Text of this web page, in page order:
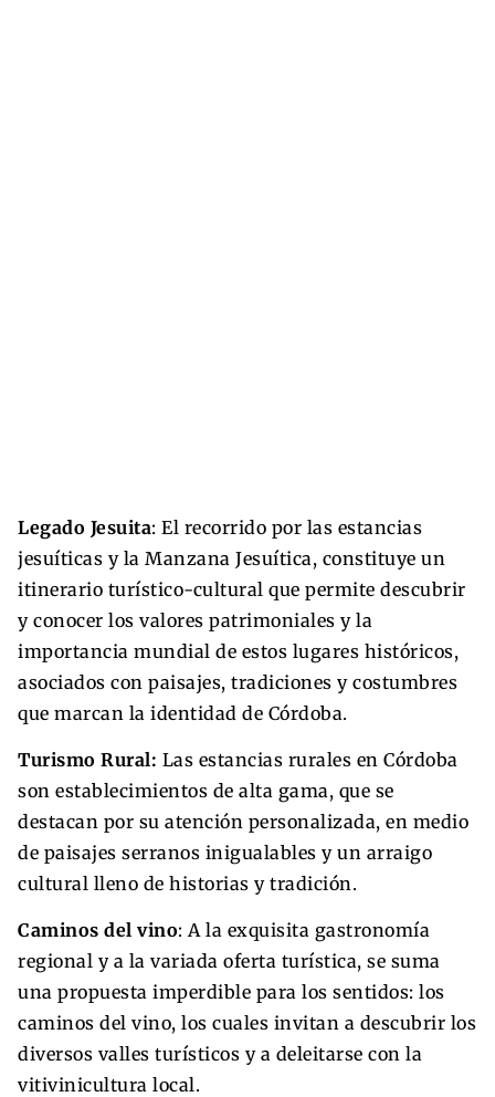
Legado Jesuita: El recorrido por las estancias
jesuíticas y la Manzana Jesuítica, constituye un
itinerario turístico-cultural que permite descubrir
y conocer los valores patrimoniales y la
importancia mundial de estos lugares históricos,
asociados con paisajes, tradiciones y costumbres
que marcan la identidad de Córdoba.
Turismo Rural: Las estancias rurales en Córdoba
son establecimientos de alta gama, que se
destacan por su atención personalizada, en medio
de paisajes serranos inigualables y un arraigo
cultural lleno de historias y tradición.
Caminos del vino: A la exquisita gastronomía
regional y a la variada oferta turística, se suma
una propuesta imperdible para los sentidos: los
caminos del vino, los cuales invitan a descubrir los
diversos valles turísticos y a deleitarse con la
vitivinicultura local.